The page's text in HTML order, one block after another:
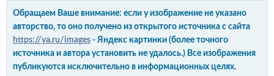
Обращаем Ваше внимание: если у изображение не указано
авторство, то оно получено из открытого источника с сайта
https://ya.ru/images - Яндекс картинки (более точного
источника и автора установить не удалось.) Все изображения
публикуются исключительно в информационных целях.